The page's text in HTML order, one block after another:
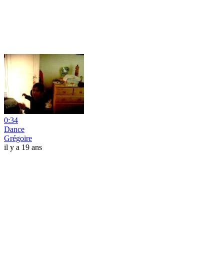
0:34
Dance
Grégoire
il y a 19 ans